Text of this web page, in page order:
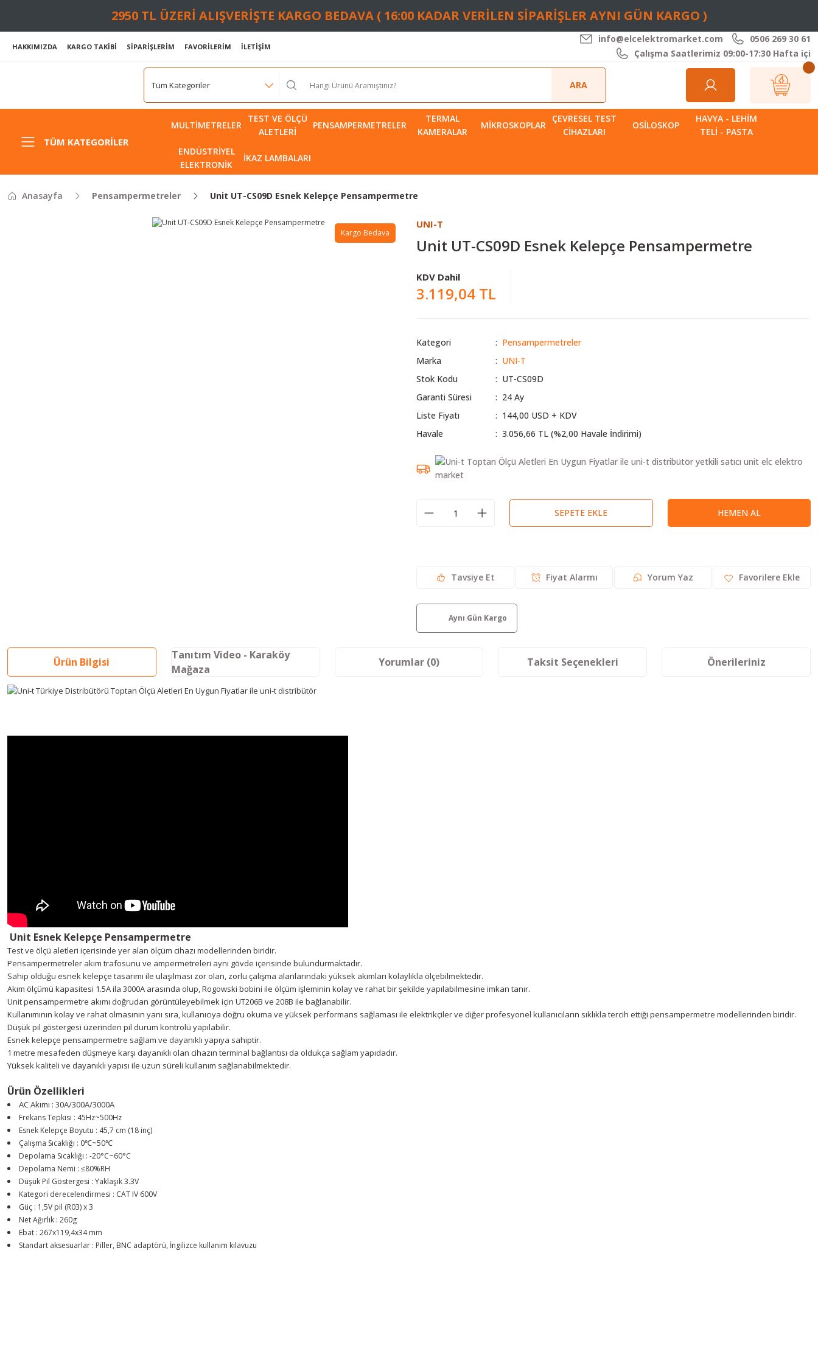
2950 TL ÜZERİ ALIŞVERİŞTE KARGO BEDAVA ( 16:00 KADAR VERİLEN SİPARİŞLER AYNI GÜN KARGO )
HAKKIMIZDA KARGO TAKİBİ SİPARİŞLERİM FAVORİLERİM İLETİŞİM
info@elcelektromarket.com
0506 269 30 61
Çalışma Saatlerimiz 09:00-17:30 Hafta içi
ARA
TÜM KATEGORILER
MULTIMETRELER
TEST VE ÖLÇÜ
ALETLERI
PENSAMPERMETRELER
TERMAL
KAMERALAR
MIKROSKOPLAR
ÇEVRESEL TEST
CIHAZLARI
OSILOSKOP
HAVYA - LEHIM
TELI - PASTA
ENDÜSTRIYEL
ELEKTRONIK
İKAZ LAMBALARI
Anasayfa Pensampermetreler Unit UT-CS09D Esnek Kelepçe Pensampermetre
Kargo Bedava
UNI-T
Unit UT-CS09D Esnek Kelepçe Pensampermetre
KDV Dahil
3.119,04 TL
Kategori
Pensampermetreler
Marka
UNI-T
Stok Kodu
UT-CS09D
Garanti Süresi
24 Ay
Liste Fiyatı
144,00 USD + KDV
Havale
3.056,66 TL (%2,00 Havale İndirimi)
SEPETE EKLE HEMEN AL
Tavsiye Et Fiyat Alarmı Yorum Yaz
Aynı Gün Kargo
Ürün Bilgisi
Tanıtım Video - Karaköy
Mağaza
Yorumlar (0) Taksit Seçenekleri Önerileriniz
Unit Esnek Kelepçe Pensampermetre
Test ve ölçü aletleri içerisinde yer alan ölçüm cihazı modellerinden biridir.
Pensampermetreler akım trafosunu ve ampermetreleri aynı gövde içerisinde bulundurmaktadır.
Sahip olduğu esnek kelepçe tasarımı ile ulaşılması zor olan, zorlu çalışma alanlarındaki yüksek akımları kolaylıkla ölçebilmektedir.
Akım ölçümü kapasitesi 1.5A ila 3000A arasında olup, Rogowski bobini ile ölçüm işleminin kolay ve rahat bir şekilde yapılabilmesine imkan tanır.
Unit pensampermetre akımı doğrudan görüntüleyebilmek için UT206B ve 208B ile bağlanabilir.
Kullanımının kolay ve rahat olmasının yanı sıra, kullanıcıya doğru okuma ve yüksek performans sağlaması ile elektrikçiler ve diğer profesyonel kullanıcıların sıklıkla tercih ettiği pensampermetre modellerinden biridir.
Düşük pil göstergesi üzerinden pil durum kontrolü yapılabilir.
Esnek kelepçe pensampermetre sağlam ve dayanıklı yapıya sahiptir.
1 metre mesafeden düşmeye karşı dayanıklı olan cihazın terminal bağlantısı da oldukça sağlam yapıdadır.
Yüksek kaliteli ve dayanıklı yapısı ile uzun süreli kullanım sağlanabilmektedir.
Ürün Özellikleri
AC Akımı : 30A/300A/3000A
Frekans Tepkisi : 45Hz~500Hz
Esnek Kelepçe Boyutu : 45,7 cm (18 inç)
Çalışma Sıcaklığı : 0℃~50℃
Depolama Sıcaklığı : -20°C~60°C
Depolama Nemi : ≤80%RH
Düşük Pil Göstergesi : Yaklaşık 3.3V
Kategori derecelendirmesi : CAT IV 600V
Güç : 1,5V pil (R03) x 3
Net Ağırlık : 260g
Ebat : 267x119,4x34 mm
Standart aksesuarlar : Piller, BNC adaptörü, İngilizce kullanım kılavuzu